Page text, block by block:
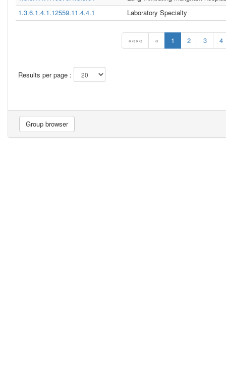
«««« « 1 2 3 4
Results per page :
1.3.6.1.4.1.12559.11.4.4.1
Laboratory Specialty